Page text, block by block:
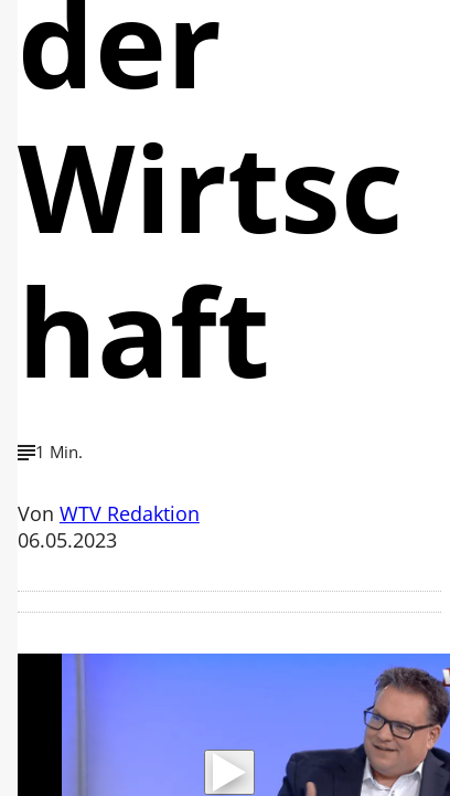
der
Wirtsc
haft
1 Min.
Von WTV Redaktion
06.05.2023
Mit der Wiedergabe dieses Videos
werden Daten an Youtube übertragen.
Hinweise dazu erhalten Sie in der